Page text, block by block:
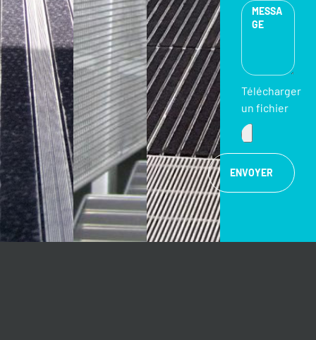
Télécharger
un fichier
ENVOYER